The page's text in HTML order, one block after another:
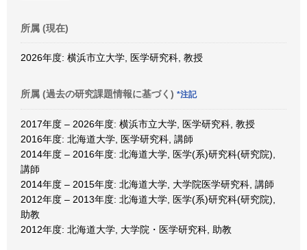
所属 (現在)
2026年度: 横浜市立大学, 医学研究科, 教授
所属 (過去の研究課題情報に基づく) *注記
2017年度 – 2026年度: 横浜市立大学, 医学研究科, 教授
2016年度: 北海道大学, 医学研究科, 講師
2014年度 – 2016年度: 北海道大学, 医学(系)研究科(研究院),
講師
2014年度 – 2015年度: 北海道大学, 大学院医学研究科, 講師
2012年度 – 2013年度: 北海道大学, 医学(系)研究科(研究院),
助教
2012年度: 北海道大学, 大学院・医学研究科, 助教